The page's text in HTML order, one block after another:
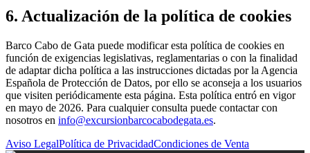
6. Actualización de la política de cookies
Barco Cabo de Gata puede modificar esta política de cookies en
función de exigencias legislativas, reglamentarias o con la finalidad
de adaptar dicha política a las instrucciones dictadas por la Agencia
Española de Protección de Datos, por ello se aconseja a los usuarios
que visiten periódicamente esta página. Esta política entró en vigor
en mayo de 2026. Para cualquier consulta puede contactar con
nosotros en info@excursionbarcocabodegata.es.
Aviso LegalPolítica de PrivacidadCondiciones de Venta